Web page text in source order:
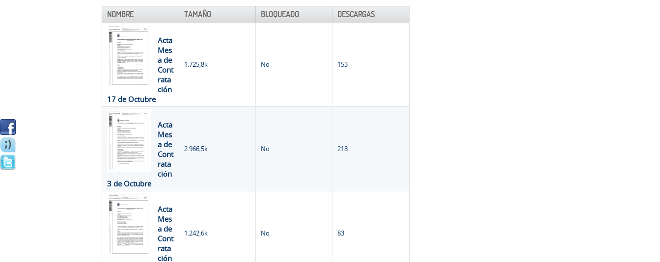
NOMBRE TAMAÑO BLOQUEADO DESCARGAS
Acta
Mes
a de
Cont
rata
ción
17 de Octubre
1.725,8k No 153
Acta
Mes
a de
Cont
rata
ción
3 de Octubre
2.966,5k No 218
Acta
Mes
a de
Cont
rata
ción
1.242,6k No 83